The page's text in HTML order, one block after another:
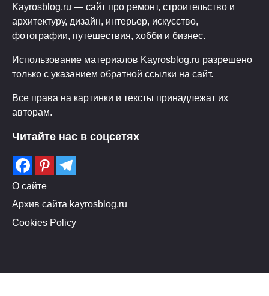
Kayrosblog.ru — сайт про ремонт, строительство и
архитектуру, дизайн, интерьер, искусство,
фотографии, путешествия, хобби и бизнес.
Использование материалов Kayrosblog.ru разрешено
только с указанием обратной ссылки на сайт.
Все права на картинки и тексты принадлежат их
авторам.
Читайте нас в соцсетях
О сайте
Архив сайта kayrosblog.ru
Cookies Policy